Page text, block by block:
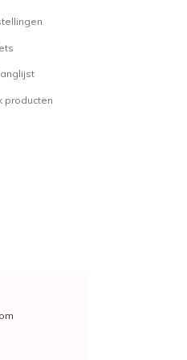
producten